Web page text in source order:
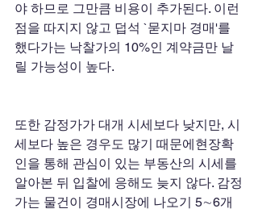
야 하므로 그만큼 비용이 추가된다. 이런
점을 따지지 않고 덥석 `묻지마 경매'를
했다가는 낙찰가의 10%인 계약금만 날
릴 가능성이 높다.
또한 감정가가 대개 시세보다 낮지만, 시
세보다 높은 경우도 많기 때문에현장확
인을 통해 관심이 있는 부동산의 시세를
알아본 뒤 입찰에 응해도 늦지 않다. 감정
가는 물건이 경매시장에 나오기 5∼6개